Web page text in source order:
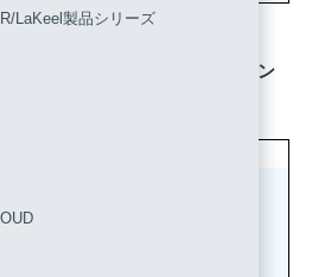
報を入力し、「アプリケーション
します。
LaKeel製品シリーズ